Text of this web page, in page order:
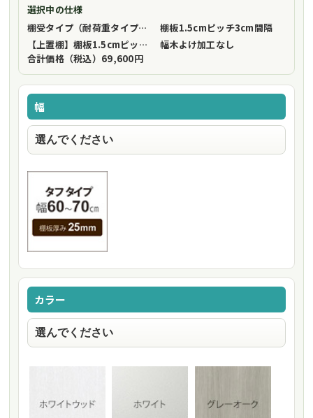
選択中の仕様
棚受タイプ（耐荷重タイプ）
フリーストップ棚受（標準仕様）
棚板1.5cmピッチ3cm間隔
【上置棚】棚板1.5cmピッチ
3cm間隔
幅木よけ加工なし
合計価格（税込） 69,600円
幅
カラー